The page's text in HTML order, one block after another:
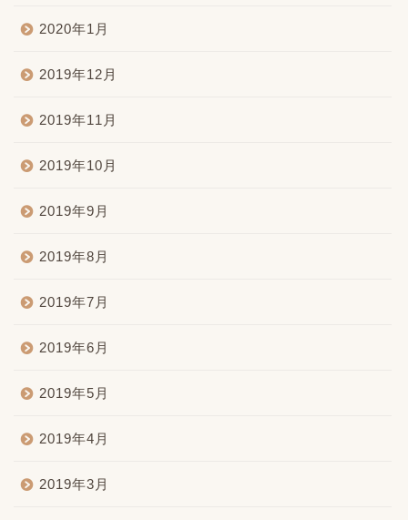
2020年1月
2019年12月
2019年11月
2019年10月
2019年9月
2019年8月
2019年7月
2019年6月
2019年5月
2019年4月
2019年3月